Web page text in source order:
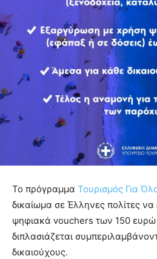
Το πρόγραμμα Τουρισμός Για
δικαίωμα σε Έλληνες πολίτες
ψηφιακά vouchers των 150 ευρώ
διπλασιάζεται
δικαιούχους.